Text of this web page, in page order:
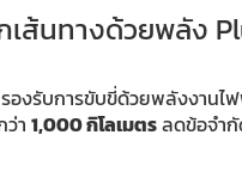
เส้นทางด้วยพลัง
รองรับการขับขี่ด้วยพลังงานไ
ว่า 1,000 กิโลเมตรลดข้อจำ